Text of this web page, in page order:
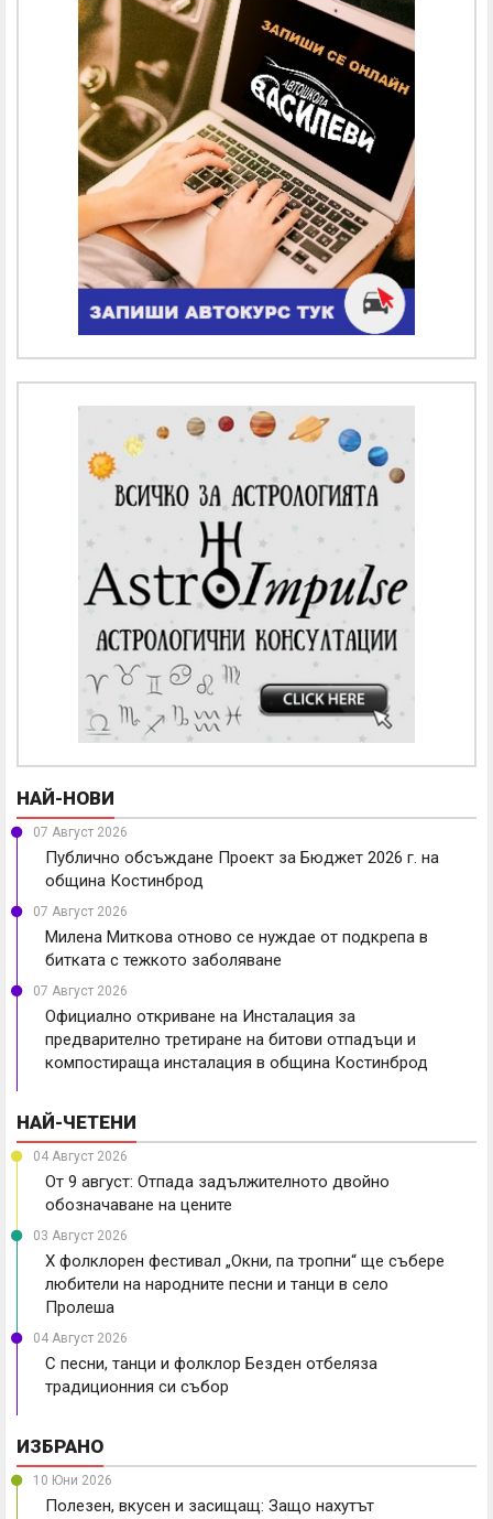
НАЙ-НОВИ
07 Август 2026
Публично обсъждане Проект за Бюджет 2026 г. на
община Костинброд
07 Август 2026
Милена Миткова отново се нуждае от подкрепа в
битката с тежкото заболяване
07 Август 2026
Официално откриване на Инсталация за
предварително третиране на битови отпадъци и
компостираща инсталация в община Костинброд
НАЙ-ЧЕТЕНИ
04 Август 2026
От 9 август: Отпада задължителното двойно
обозначаване на цените
03 Август 2026
X фолклорен фестивал „Окни, па тропни“ ще събере
любители на народните песни и танци в село
Пролеша
04 Август 2026
С песни, танци и фолклор Безден отбеляза
традиционния си събор
ИЗБРАНО
10 Юни 2026
Полезен, вкусен и засищащ: Защо нахутът